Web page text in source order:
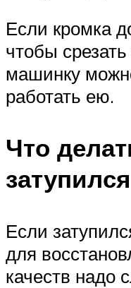
Если кромка
чтобы
машинку
работать ею.
Что
Если
для
качеств надо